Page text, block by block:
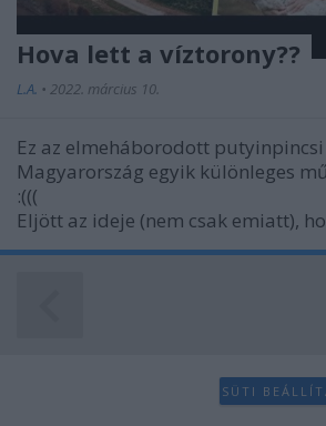
Hova lett a víztorony??
L.A. • 2022. március 10.
Ez az elmeháborodott
Magyarország egyik különleges
:(((
Eljött az ideje (nem csak emiatt),
SÜTI